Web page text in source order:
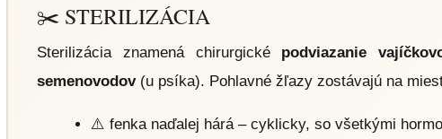
✂️ STERILIZÁCIA
Sterilizácia znamená chirurgické podviazanie
semenovodov(u psíka). Pohlavné žľazy zostávajú na
⚠️ fenka naďalej hárá – cyklicky, so všetkými